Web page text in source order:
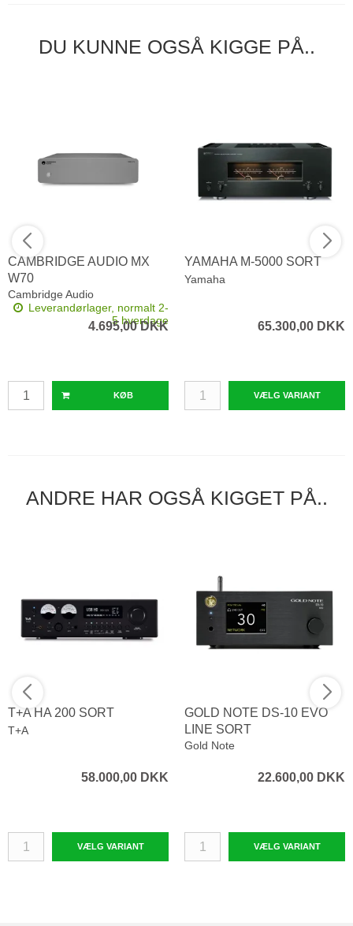
DU KUNNE OGSÅ KIGGE PÅ..
CAMBRIDGE AUDIO MX
W70
Cambridge Audio
Leverandørlager, normalt 2-
5 hverdage
4.695,00 DKK
KØB
YAMAHA M-5000 SORT
Yamaha
65.300,00 DKK
VÆLG VARIANT
ANDRE HAR OGSÅ KIGGET PÅ..
T+A HA 200 SORT
T+A
58.000,00 DKK
VÆLG VARIANT
GOLD NOTE DS-10 EVO
LINE SORT
Gold Note
22.600,00 DKK
VÆLG VARIANT